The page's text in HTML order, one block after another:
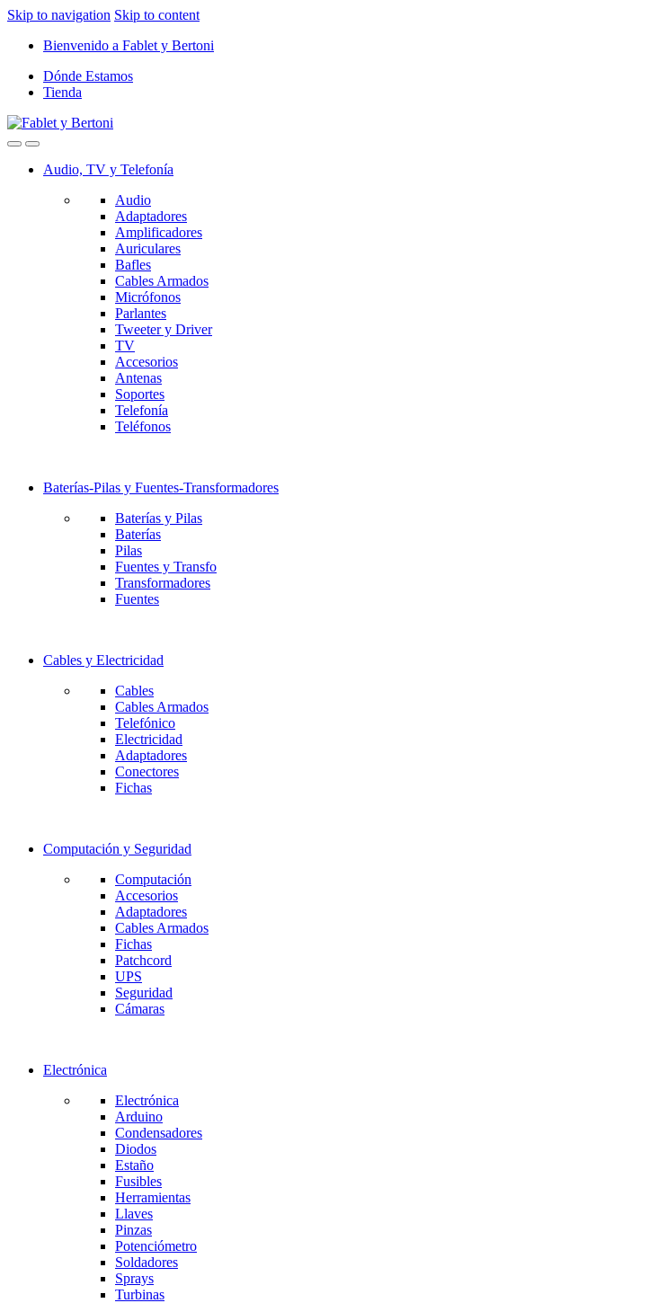
Skip to navigation Skip to content
Bienvenido a Fablet y Bertoni
Dónde Estamos
Tienda
Audio, TV y Telefonía
Audio
Adaptadores
Amplificadores
Auriculares
Bafles
Cables Armados
Micrófonos
Parlantes
Tweeter y Driver
TV
Accesorios
Antenas
Soportes
Telefonía
Teléfonos
Baterías-Pilas y Fuentes-Transformadores
Baterías y Pilas
Baterías
Pilas
Fuentes y Transfo
Transformadores
Fuentes
Cables y Electricidad
Cables
Cables Armados
Telefónico
Electricidad
Adaptadores
Conectores
Fichas
Computación y Seguridad
Computación
Accesorios
Adaptadores
Cables Armados
Fichas
Patchcord
UPS
Seguridad
Cámaras
Electrónica
Electrónica
Arduino
Condensadores
Diodos
Estaño
Fusibles
Herramientas
Llaves
Pinzas
Potenciómetro
Soldadores
Sprays
Turbinas